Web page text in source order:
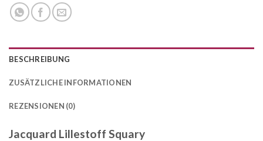
BESCHREIBUNG
ZUSÄTZLICHE INFORMATIONEN
REZENSIONEN (0)
Jacquard Lillestoff Squary